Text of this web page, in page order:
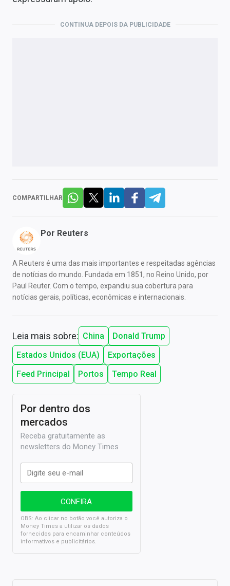
CONTINUA DEPOIS DA PUBLICIDADE
COMPARTILHAR
Por Reuters
A Reuters é uma das mais importantes e respeitadas agências
de notícias do mundo. Fundada em 1851, no Reino Unido, por
Paul Reuter. Com o tempo, expandiu sua cobertura para
notícias gerais, políticas, econômicas e internacionais.
Leia mais sobre: China
Donald Trump
Estados Unidos (EUA)
Exportações
Feed Principal
Portos Tempo Real
Por dentro dos
mercados
Receba gratuitamente as
newsletters do Money Times
OBS: Ao clicar no botão você autoriza o
Money Times a utilizar os dados
fornecidos para encaminhar conteúdos
informativos e publicitários.